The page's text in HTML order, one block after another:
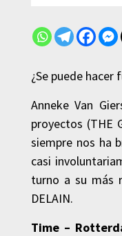
¿Se puede hacer
Anneke Van
proyectos (THE
siempre nos ha
casi
turno a su más
DELAIN.
Time –